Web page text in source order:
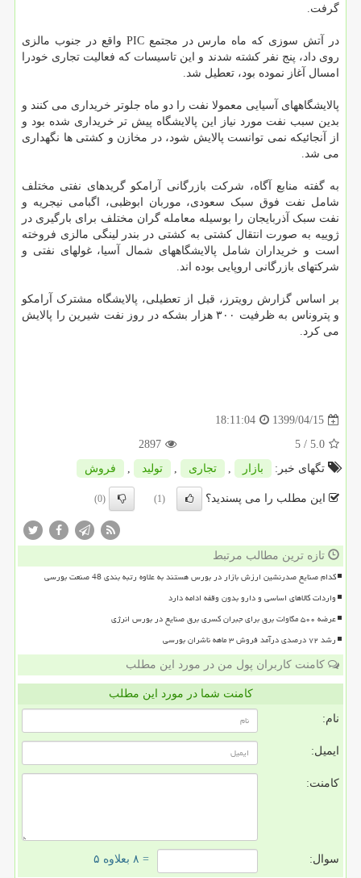
گرفت.
در آتش سوزی که ماه مارس در مجتمع PIC واقع در جنوب مالزی
روی داد، پنج نفر کشته شدند و این تاسیسات که فعالیت تجاری خودرا
امسال آغاز نموده بود، تعطیل شد.
پالایشگاههای آسیایی معمولا نفت را دو ماه جلوتر خریداری می کنند و
بدین سبب نفت مورد نیاز این پالایشگاه پیش تر خریداری شده بود و
از آنجائیکه نمی توانست پالایش شود، در مخازن و کشتی ها نگهداری
می شد.
به گفته منابع آگاه، شرکت بازرگانی آرامکو گریدهای نفتی مختلف
شامل نفت فوق سبک سعودی، موربان ابوظبی، اگبامی نیجریه و
نفت سبک آذربایجان را بوسیله معامله گران مختلف برای بارگیری در
ژوییه به صورت انتقال کشتی به کشتی در بندر لینگی مالزی فروخته
است و خریداران شامل پالایشگاههای شمال آسیا، غولهای نفتی و
شرکتهای بازرگانی اروپایی بوده اند.
بر اساس گزارش رویترز، قبل از تعطیلی، پالایشگاه مشترک آرامکو
و پتروناس به ظرفیت ۳۰۰ هزار بشکه در روز نفت شیرین را پالایش
می کرد.
1399/04/15
18:11:04
5.0
/ 5
2897
تگهای خبر:
بازار , تجاری , تولید , فروش
این مطلب را می پسندید؟ (1)
(0)
تازه ترین مطالب مرتبط
کدام صنایع صدرنشین ارزش بازار در بورس هستند به علاوه رتبه بندی 48 صنعت بورسی
واردات کالاهای اساسی و دارو بدون وقفه ادامه دارد
عرضه ۵۰۰ مگاوات برق برای جبران کسری برق صنایع در بورس انرژی
رشد ۷۲ درصدی درآمد فروش ۳ ماهه ناشران بورسی
کامنت کاربران پول من در مورد این مطلب
کامنت شما در مورد این مطلب
نام:
ایمیل:
کامنت:
سوال: = ۸ بعلاوه ۵